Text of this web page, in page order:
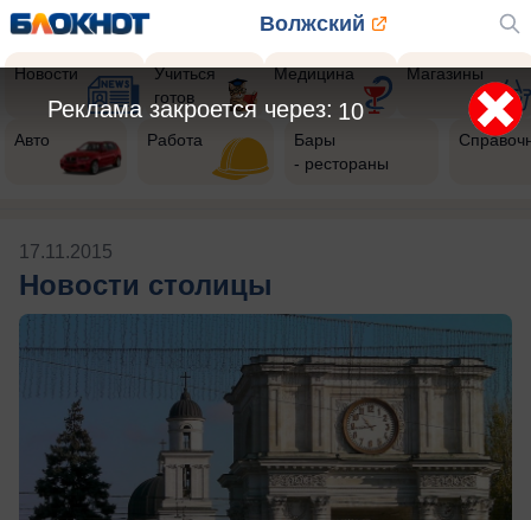
Волжский
Новости
Учиться
готов
Медицина Магазины
Авто Работа
Бары
- рестораны
17.11.2015
Новости столицы
9
Реклама закроется через: